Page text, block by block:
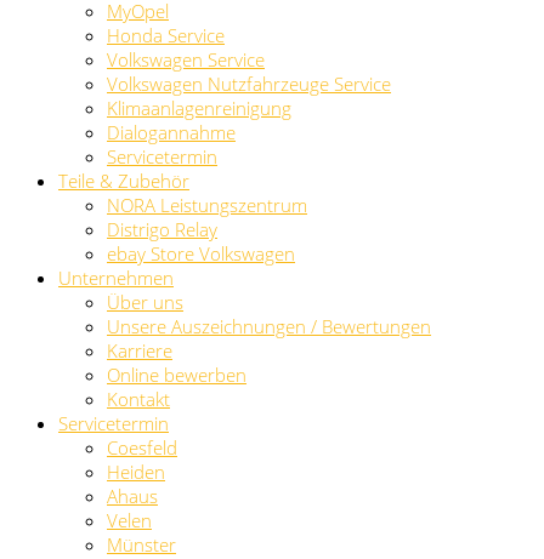
MyOpel
Honda Service
Volkswagen Service
Volkswagen Nutzfahrzeuge Service
Klimaanlagenreinigung
Dialogannahme
Servicetermin
Teile & Zubehör
NORA Leistungszentrum
Distrigo Relay
ebay Store Volkswagen
Unternehmen
Über uns
Unsere Auszeichnungen / Bewertungen
Karriere
Online bewerben
Kontakt
Servicetermin
Coesfeld
Heiden
Ahaus
Velen
Münster